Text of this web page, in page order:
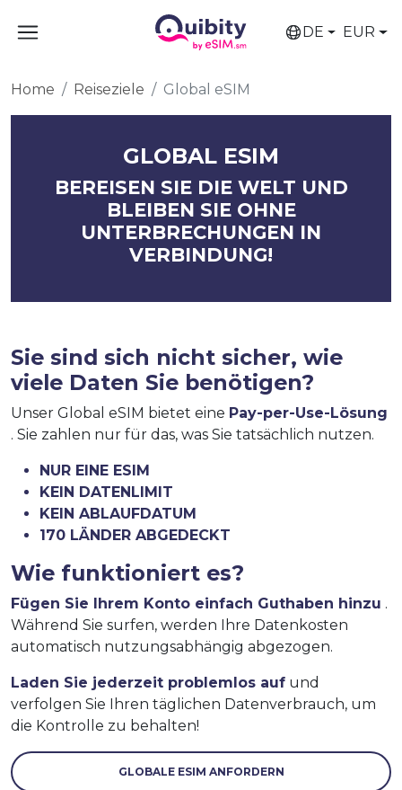
DE EUR
Home Reiseziele Global eSIM
GLOBAL ESIM
BEREISEN SIE DIE WELT UND
BLEIBEN SIE OHNE
UNTERBRECHUNGEN IN
VERBINDUNG!
Sie sind sich nicht sicher, wie
viele Daten Sie benötigen?
Unser Global eSIM bietet eine Pay-per-Use-Lösung
. Sie zahlen nur für das, was Sie tatsächlich nutzen.
NUR EINE ESIM
KEIN DATENLIMIT
KEIN ABLAUFDATUM
170 LÄNDER ABGEDECKT
Wie funktioniert es?
Fügen Sie Ihrem Konto einfach Guthaben hinzu .
Während Sie surfen, werden Ihre Datenkosten
automatisch nutzungsabhängig abgezogen.
Laden Sie jederzeit problemlos auf und
verfolgen Sie Ihren täglichen Datenverbrauch, um
die Kontrolle zu behalten!
GLOBALE ESIM ANFORDERN